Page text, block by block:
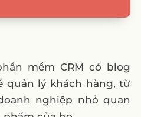
mềm CRM có blog
quản lý khách hàng, từ
nghiệp nhỏ quan